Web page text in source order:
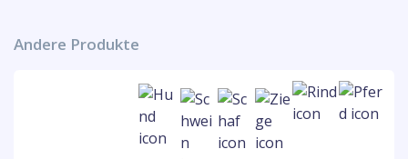
Andere Produkte